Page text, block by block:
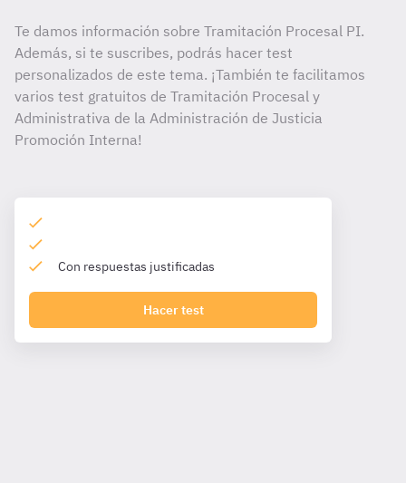
Te damos información sobre Tramitación Procesal PI.
Además, si te suscribes, podrás hacer test
personalizados de este tema. ¡También te facilitamos
varios test gratuitos de Tramitación Procesal y
Administrativa de la Administración de Justicia
Promoción Interna!
Con respuestas justificadas
Hacer test